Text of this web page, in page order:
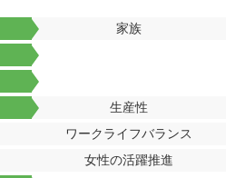
家族
生産性
ワークライフバランス
女性の活躍推進